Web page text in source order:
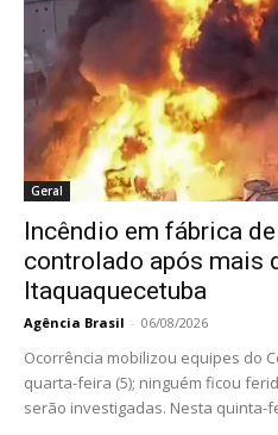
Geral
Incêndio em fábrica
controlado após mais
Itaquaquecetuba
Agência Brasil - 06/08/2026
Ocorrência mobilizou equipes do
quarta-feira (5); ninguém ficou
serão investigadas. Nesta quinta-